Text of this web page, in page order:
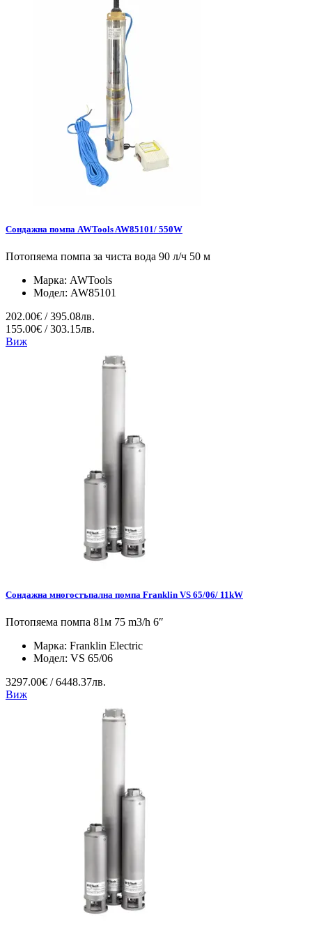
Сондажна помпа AWTools AW85101/ 550W
Потопяема помпа за чиста вода 90 л/ч 50 м
Марка: AWTools
Модел: AW85101
202.00€ / 395.08лв.
155.00€ / 303.15лв.
Виж
Сондажна многостъпална помпа Franklin VS 65/06/ 11kW
Потопяема помпа 81м 75 m3/h 6″
Марка: Franklin Electric
Модел: VS 65/06
3297.00€ / 6448.37лв.
Виж